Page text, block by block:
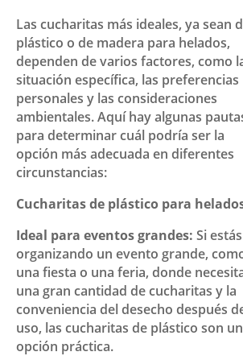
Las cucharitas más ideales, ya sean
plástico o de madera para helados,
dependen de varios factores, como
situación específica, las preferencias
personales y las consideraciones
ambientales. Aquí hay algunas
para determinar cuál podría ser la
opción más adecuada en diferentes
circunstancias:
Cucharitas de plástico para
Ideal para eventos grandes: Si estás
organizando un evento grande,
una fiesta o una feria, donde
una gran cantidad de cucharitas y la
conveniencia del desecho después
uso, las cucharitas de plástico son
opción práctica.